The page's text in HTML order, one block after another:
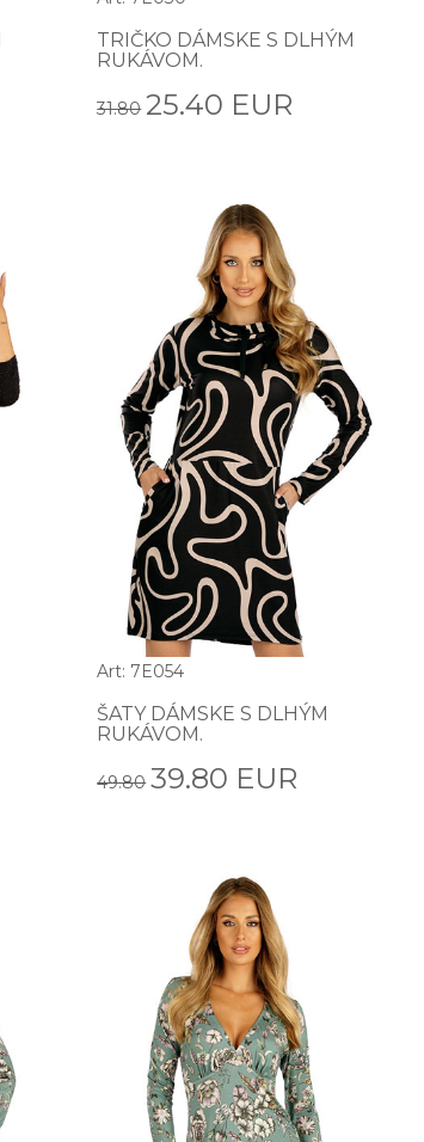
TRIČKO DÁMSKE S DLHÝM
RUKÁVOM.
31.80 25.40 EUR
Art: 7E054
ŠATY DÁMSKE S DLHÝM
RUKÁVOM.
49.80 39.80 EUR